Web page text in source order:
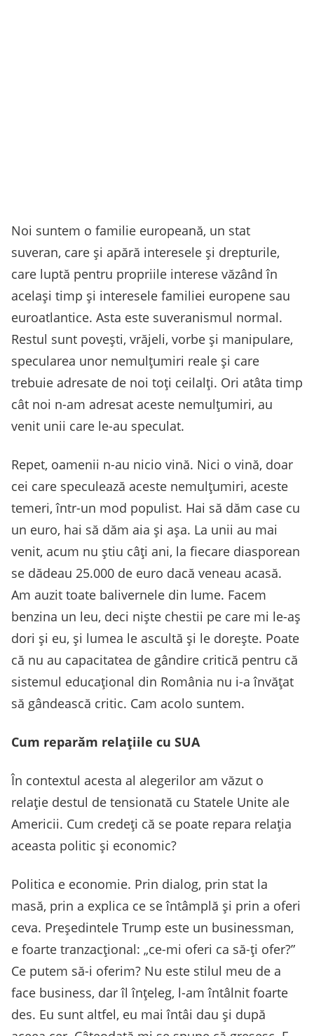
Noi suntem o familie europeană, un stat
suveran, care și apără interesele și drepturile,
care luptă pentru propriile interese văzând în
același timp și interesele familiei europene sau
euroatlantice. Asta este suveranismul normal.
Restul sunt povești, vrăjeli, vorbe și manipulare,
specularea unor nemulțumiri reale și care
trebuie adresate de noi toți ceilalți. Ori atâta timp
cât noi n-am adresat aceste nemulțumiri, au
venit unii care le-au speculat.
Repet, oamenii n-au nicio vină. Nici o vină, doar
cei care speculează aceste nemulțumiri, aceste
temeri, într-un mod populist. Hai să dăm case cu
un euro, hai să dăm aia și așa. La unii au mai
venit, acum nu știu câți ani, la fiecare diasporean
se dădeau 25.000 de euro dacă veneau acasă.
Am auzit toate balivernele din lume. Facem
benzina un leu, deci niște chestii pe care mi le-aș
dori și eu, și lumea le ascultă și le dorește. Poate
că nu au capacitatea de gândire critică pentru că
sistemul educațional din România nu i-a învățat
să gândească critic. Cam acolo suntem.
Cum reparăm relațiile cu SUA
În contextul acesta al alegerilor am văzut o
relație destul de tensionată cu Statele Unite ale
Americii. Cum credeți că se poate repara relația
aceasta politic și economic?
Politica e economie. Prin dialog, prin stat la
masă, prin a explica ce se întâmplă și prin a oferi
ceva. Președintele Trump este un businessman,
e foarte tranzacțional: „ce-mi oferi ca să-ți ofer?”
Ce putem să-i oferim? Nu este stilul meu de a
face business, dar îl înțeleg, l-am întâlnit foarte
des. Eu sunt altfel, eu mai întâi dau și după